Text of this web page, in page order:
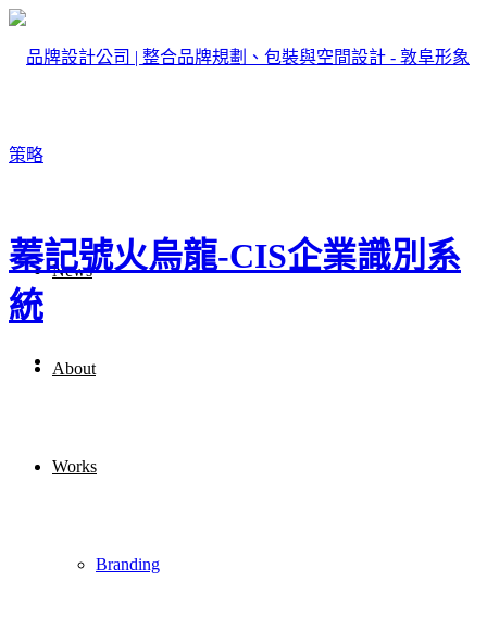
News
About
Works
Branding
蓁記號火烏龍-CIS企業識別系
統